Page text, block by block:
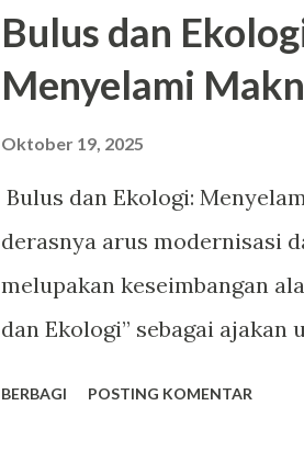
dynasty exile my tears
trying illicit affairs invisible
hoax (bonus the lakes)
kalau saja situasi berbeda,
Bulus dan
Menyelami
Oktober 19, 2025
Bulus dan Ekologi:
derasnya arus modernisasi
melupakan keseimbangan
dan Ekologi” sebagai
BERBAGI POSTING KOMENTAR